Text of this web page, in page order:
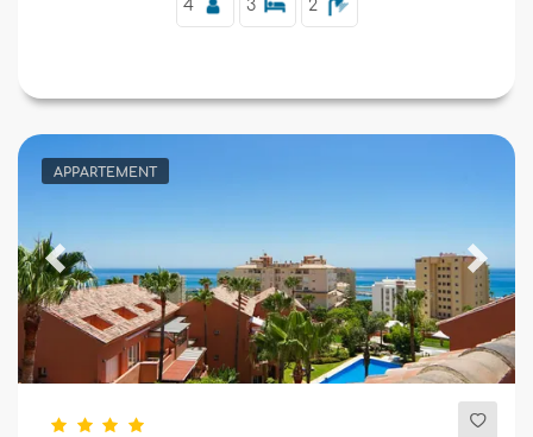
4 3 2
APPARTEMENT
Previous Next